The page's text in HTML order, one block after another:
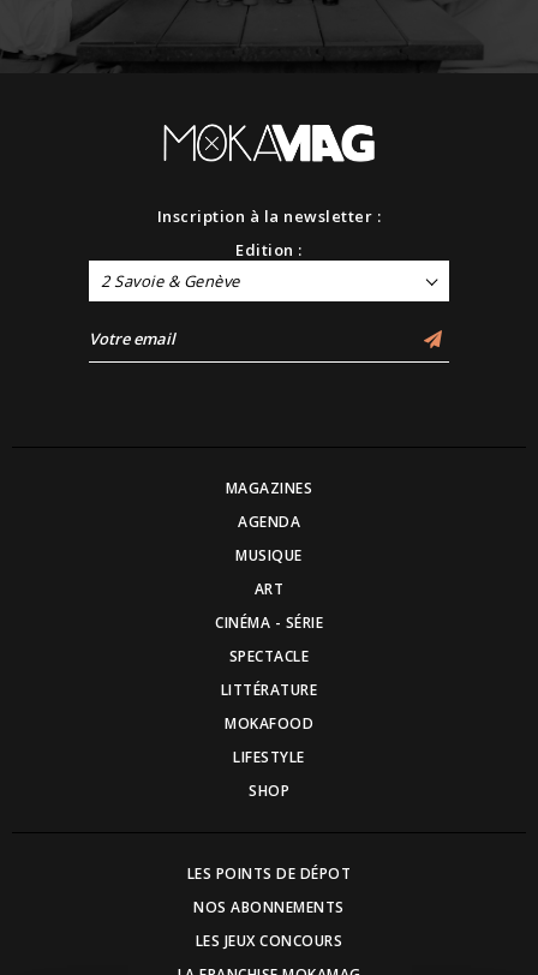
Inscription à la newsletter :
Edition :
2 Savoie & Genève
MAGAZINES
AGENDA
MUSIQUE
ART
CINÉMA - SÉRIE
SPECTACLE
LITTÉRATURE
MOKAFOOD
LIFESTYLE
SHOP
LES POINTS DE DÉPOT
NOS ABONNEMENTS
LES JEUX CONCOURS